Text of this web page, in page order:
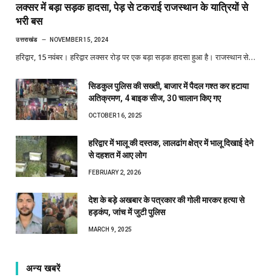
लक्सर में बड़ा सड़क हादसा, पेड़ से टकराई राजस्थान के यात्रियों से
भरी बस
उत्तराखंड NOVEMBER 15, 2024
हरिद्वार, 15 नवंबर। हरिद्वार लक्सर रोड़ पर एक बड़ा सड़क हादसा हुआ है। राजस्थान से…
सिडकुल पुलिस की सख्ती, बाजार में पैदल गश्त कर हटाया
अतिक्रमण, 4 बाइक सीज, 30 चालान किए गए
OCTOBER 16, 2025
हरिद्वार में भालू की दस्तक, लालढांग क्षेत्र में भालू दिखाई देने
से दहशत में आए लोग
FEBRUARY 2, 2026
देश के बड़े अखबार के पत्रकार की गोली मारकर हत्या से
हड़कंप, जांच में जुटी पुलिस
MARCH 9, 2025
अन्य खबरें